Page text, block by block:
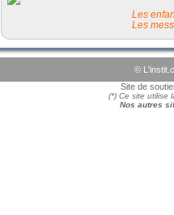
Les
Les
©
Site de
(*) Ce site utilise
Nos autres